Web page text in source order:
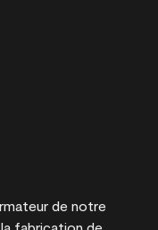
de notre
fabrication de